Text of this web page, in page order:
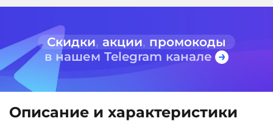
Скидки, акции, промокоды
в нашем Telegram канале
Описание и характеристики